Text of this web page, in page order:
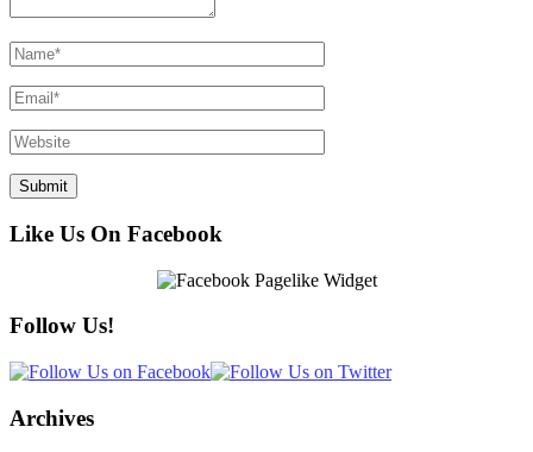
Like Us On Facebook
Follow Us!
Archives